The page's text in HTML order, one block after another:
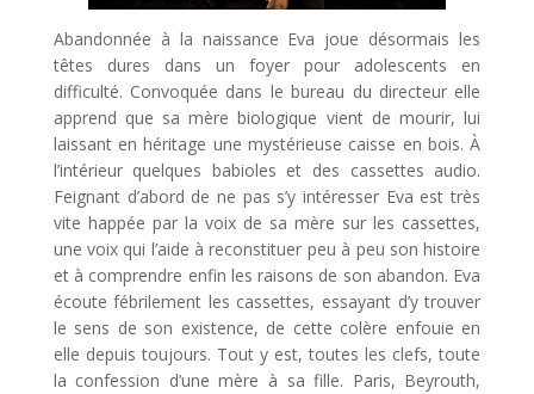
Abandonnée à la naissance Eva joue désormais les
têtes dures dans un foyer pour adolescents en
difficulté. Convoquée dans le bureau du directeur elle
apprend que sa mère biologique vient de mourir, lui
laissant en héritage une mystérieuse caisse en bois. À
l’intérieur quelques babioles et des cassettes audio.
Feignant d’abord de ne pas s’y intéresser Eva est très
vite happée par la voix de sa mère sur les cassettes,
une voix qui l’aide à reconstituer peu à peu son histoire
et à comprendre enfin les raisons de son abandon. Eva
écoute fébrilement les cassettes, essayant d’y trouver
le sens de son existence, de cette colère enfouie en
elle depuis toujours. Tout y est, toutes les clefs, toute
la confession d’une mère à sa fille. Paris, Beyrouth,